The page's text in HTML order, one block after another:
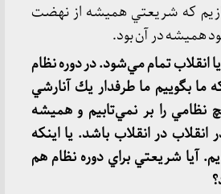
كه شريعتي هميشه از نهضت
هميشه در آن بود.
انقلاب تمام مي‌شود. در دوره نظام
ما بگوييم ما طرفدار يك آنارشي
را بر نمي‌تابيم و هميشه
در انقلاب باشد. يا اينكه
آيا شريعتي براي دوره نظام هم